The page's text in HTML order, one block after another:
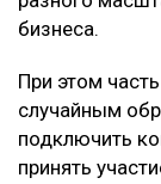
бизнеса.
При этом
случайным
подключить
принять